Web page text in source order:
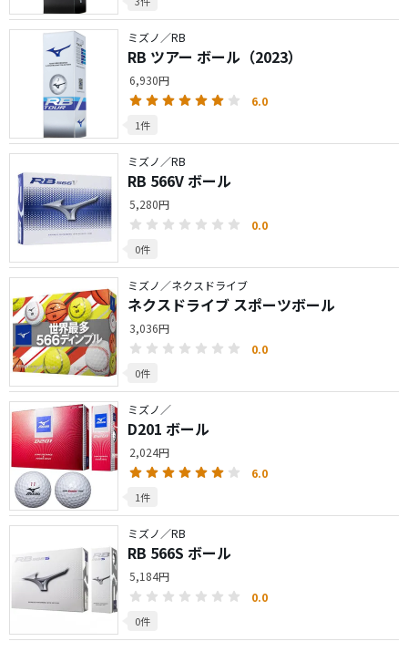
ミズノ／RB
RB ツアー ボール（2023）
6,930円
6.0
1件
ミズノ／RB
RB 566V ボール
5,280円
0.0
0件
ミズノ／ネクスドライブ
ネクスドライブ スポーツボール
3,036円
0.0
0件
ミズノ／
D201 ボール
2,024円
6.0
1件
ミズノ／RB
RB 566S ボール
5,184円
0.0
0件